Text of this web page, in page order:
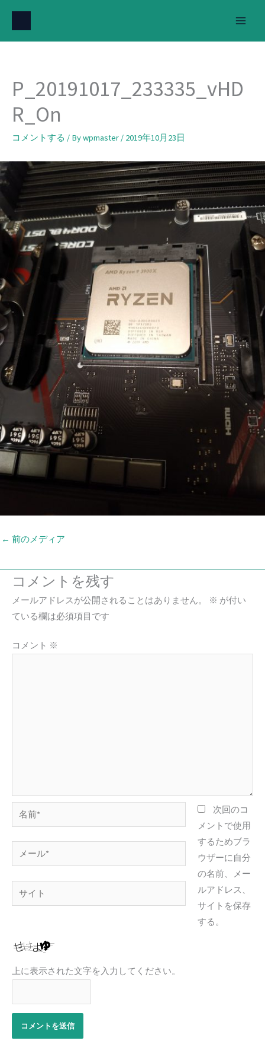
を
P_20191017_233335_vHD
R_On
コメントする / Bywpmaster / 2019年10月23日
← 前のメディア
コメントを残す
メールアドレスが公開されることはありません。 ※ が付い
ている欄は必須項目です
コメント ※
前
*
ー
ル
イ
次回のコ
メントで使用
するためブラ
ウザーに自分
の名前、メー
ルアドレス、
サイトを保存
する。
上に表示された文字を入力してください。